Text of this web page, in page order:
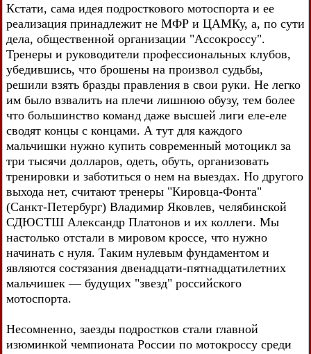
Кстати, сама идея подросткового мотоспорта и ее
реализация принадлежит не МФР и ЦАМКу, а, по сути
дела, общественной организации "Ассокроссу".
Тренеры и руководители профессиональных клубов,
убедившись, что брошены на произвол судьбы,
решили взять бразды правления в свои руки. Не легко
им было взвалить на плечи лишнюю обузу, тем более
что большинство команд даже высшей лиги еле-еле
сводят концы с концами. А тут для каждого
мальчишки нужно купить современный мотоцикл за
три тысячи долларов, одеть, обуть, организовать
тренировки и заботиться о нем на выездах. Но другого
выхода нет, считают тренеры "Кировца-Фонта"
(Санкт-Петербург) Владимир Яковлев, челябинской
СДЮСТШ Александр Платонов и их коллеги. Мы
настолько отстали в мировом кроссе, что нужно
начинать с нуля. Таким нулевым фундаментом и
являются состязания двенадцати-пятнадцатилетних
мальчишек — будущих "звезд" российского
мотоспорта.
Несомненно, заезды подростков стали главной
изюминкой чемпионата России по мотокроссу среди